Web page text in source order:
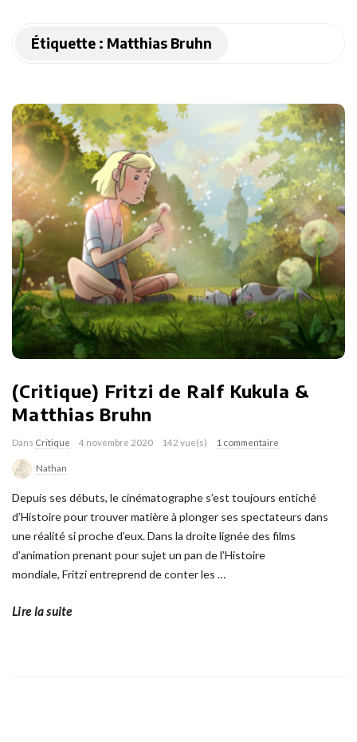
Étiquette : Matthias Bruhn
(Critique) Fritzi de Ralf Kukula &
Matthias Bruhn
Dans Critique 4 novembre 2020 142 vue(s) 1 commentaire
Nathan
Depuis ses débuts, le cinématographe s’est toujours entiché
d’Histoire pour trouver matière à plonger ses spectateurs dans
une réalité si proche d’eux. Dans la droite lignée des films
d’animation prenant pour sujet un pan de l’Histoire
mondiale, Fritzi entreprend de conter les …
Lire la suite